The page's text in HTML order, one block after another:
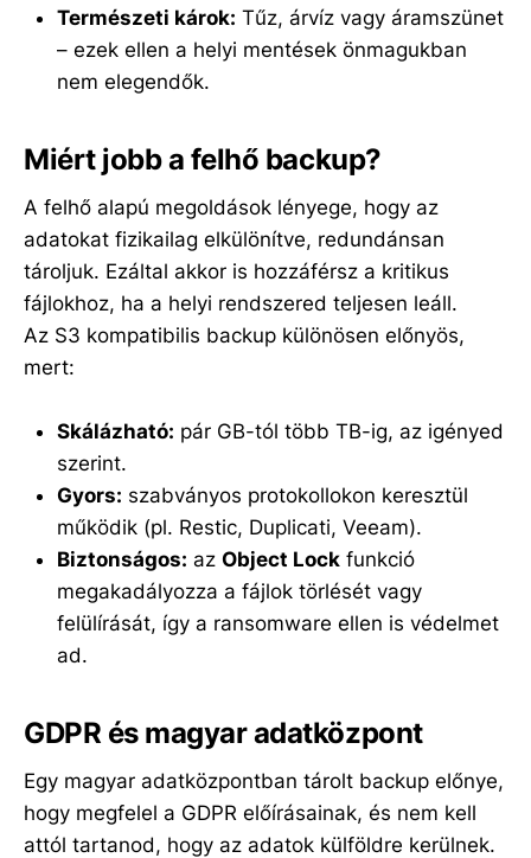
Természeti károk: Tűz, árvíz vagy áramszünet
– ezek ellen a helyi mentések önmagukban
nem elegendők.
Miért jobb a felhő backup?
A felhő alapú megoldások lényege, hogy az
adatokat fizikailag elkülönítve, redundánsan
tároljuk. Ezáltal akkor is hozzáférsz a kritikus
fájlokhoz, ha a helyi rendszered teljesen leáll.
Az S3 kompatibilis backup különösen előnyös,
mert:
Skálázható: pár GB-tól több TB-ig, az igényed
szerint.
Gyors: szabványos protokollokon keresztül
működik (pl. Restic, Duplicati, Veeam).
Biztonságos: az Object Lock funkció
megakadályozza a fájlok törlését vagy
felülírását, így a ransomware ellen is védelmet
ad.
GDPR és magyar adatközpont
Egy magyar adatközpontban tárolt backup előnye,
hogy megfelel a GDPR előírásainak, és nem kell
attól tartanod, hogy az adatok külföldre kerülnek.